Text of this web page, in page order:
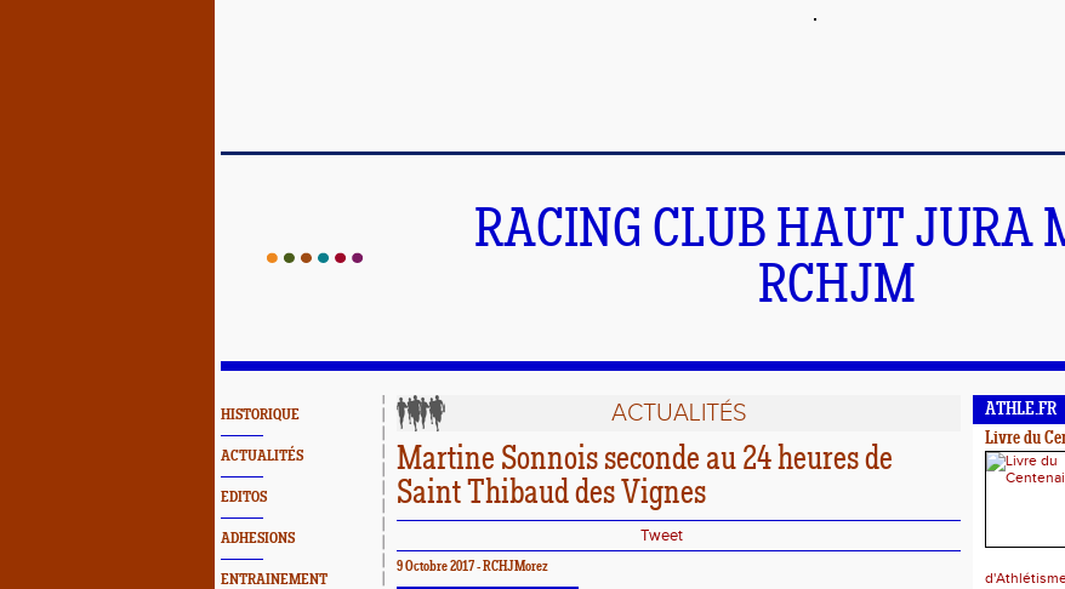
RACING CLUB HAUT JURA
RCHJM
HISTORIQUE
ACTUALITÉS
EDITOS
ADHESIONS
ENTRAINEMENT
ACTUALITÉS
Martine Sonnois seconde au 24 heures de
Saint Thibaud des Vignes
Tweet
9 Octobre 2017 - RCHJMorez
ATHLE.FR
Livre du